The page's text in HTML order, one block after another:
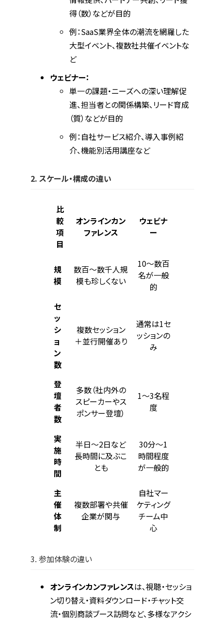
得（数）などが目的
例：SaaS業界全体の潮流を網羅した
大型イベント、複数社共催イベントな
ど
ウェビナー：
単一の課題・ニーズへの深い理解促
進、担当者との関係構築、リード育成
（質）などが目的
例：自社サービス紹介、導入事例紹
介、機能別活用講座など
2. スケール・構成の違い
比
較
項
目
オンラインカン
ファレンス
ウェビナ
ー
規
模
数百〜数千人規
模も珍しくない
10〜数百
名が一般
的
セ
ッ
シ
ョ
ン
数
複数セッション
＋並行開催あり
通常は1セ
ッションの
み
登
壇
者
数
多数（社内外の
スピーカーやス
ポンサー登壇）
1〜3名程
度
実
施
時
間
半日〜2日など
長時間に及ぶこ
とも
30分〜1
時間程度
が一般的
主
催
体
制
複数部署や共催
企業が関与
自社マー
ケティング
チーム中
心
3. 参加体験の違い
オンラインカンファレンスは、視聴・セッショ
ン切り替え・資料ダウンロード・チャット交
流・個別商談ブース訪問など、多様なアクシ